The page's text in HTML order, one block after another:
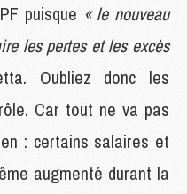
puisque « le nouveau
les pertes et les excès
Oubliez donc les
Car tout ne va pas
: certains salaires et
augmenté durant la